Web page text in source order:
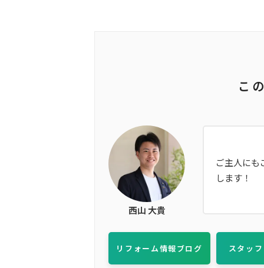
こ
西山 大貴
ご主人にも
します！
リフォーム情報ブログ スタッ